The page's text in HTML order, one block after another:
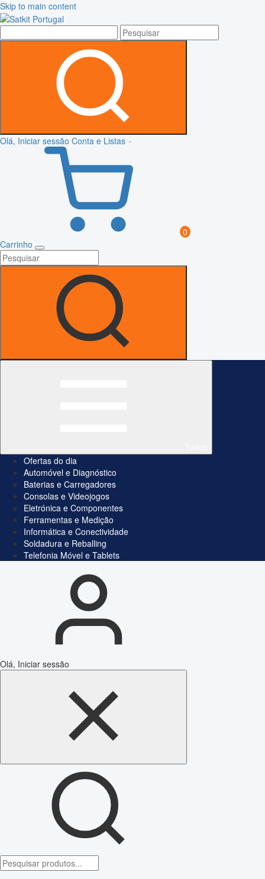
Skip to main content
Olá, Iniciar sessão Conta e Listas
0
Carrinho
Ofertas do dia
Automóvel e Diagnóstico
Baterias e Carregadores
Consolas e Videojogos
Eletrónica e Componentes
Ferramentas e Medição
Informática e Conectividade
Soldadura e Reballing
Telefonia Móvel e Tablets
Olá, Iniciar sessão